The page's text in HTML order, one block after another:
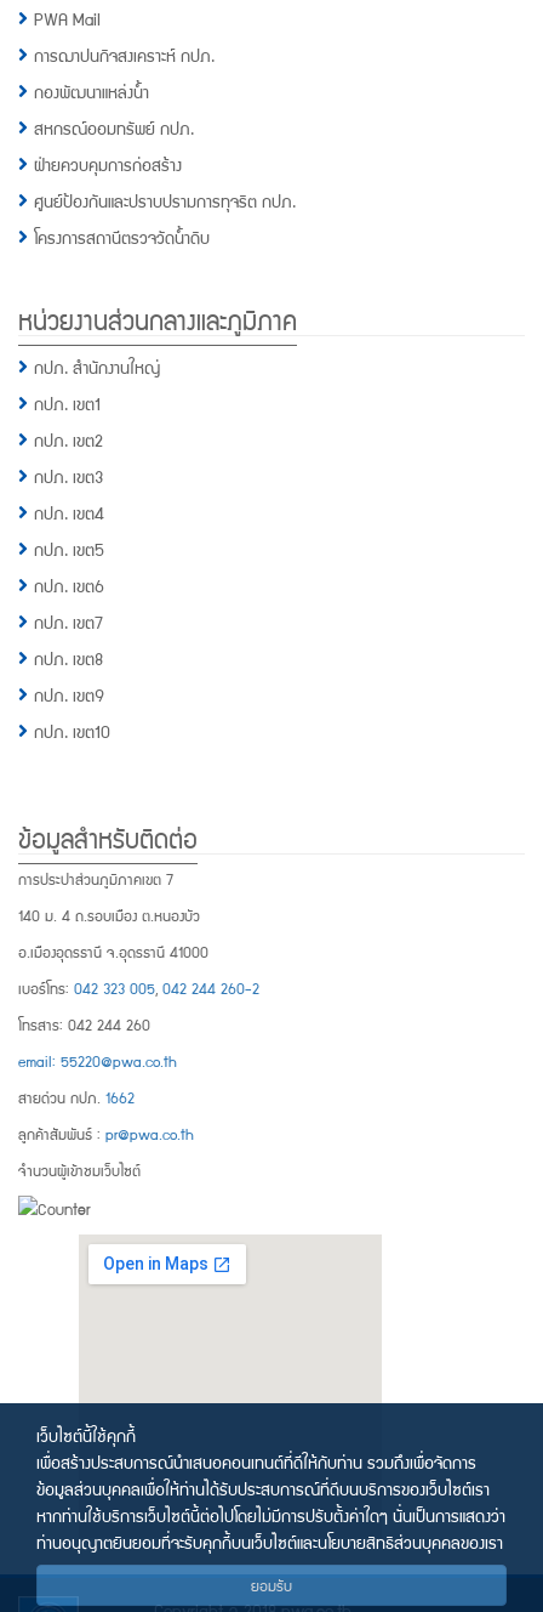
PWA Mail
การฌาปนกิจสงเคราะห์ กปภ.
กองพัฒนาแหล่งน้ำ
สหกรณ์ออมทรัพย์ กปภ.
ฝ่ายควบคุมการก่อสร้าง
ศูนย์ป้องกันและปราบปรามการทุจริต กปภ.
โครงการสถานีตรวจวัดน้ำดิบ
หน่วยงานส่วนกลางและภูมิภาค
กปภ. สำนักงานใหญ่
กปภ. เขต1
กปภ. เขต2
กปภ. เขต3
กปภ. เขต4
กปภ. เขต5
กปภ. เขต6
กปภ. เขต7
กปภ. เขต8
กปภ. เขต9
กปภ. เขต10
ข้อมูลสำหรับติดต่อ
การประปาส่วนภูมิภาคเขต 7
140 ม. 4 ถ.รอบเมือง ต.หนองบัว
อ.เมืองอุดรธานี จ.อุดรธานี 41000
เบอร์โทร: 042 323 005,042 244 260-2
โทรสาร: 042 244 260
email: 55220@pwa.co.th
สายด่วน กปภ. 1662
ลูกค้าสัมพันธ์ : pr@pwa.co.th
จำนวนผู้เข้าชมเว็บไซต์
เว็บไซต์นี้ใช้คุกกี้
เพื่อสร้างประสบการณ์นำเสนอคอนเทนต์ที่ดีให้กับท่าน รวมถึงเพื่อจัดการ
ข้อมูลส่วนบุคคลเพื่อให้ท่านได้รับประสบการณ์ที่ดีบนบริการของเว็บไซต์เรา
หากท่านใช้บริการเว็บไซต์นี้ต่อไปโดยไม่มีการปรับตั้งค่าใดๆ นั่นเป็นการแสดงว่า
ท่านอนุญาตยินยอมที่จะรับคุกกี้บนเว็บไซต์และนโยบายสิทธิส่วนบุคคลของเรา
ยอมรับ